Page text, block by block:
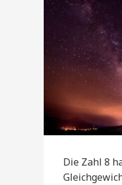
Die Zahl 8